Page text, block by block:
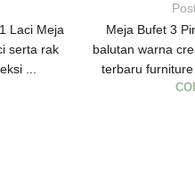
Laci Meja
serta rak
...
Meja Bufet 3
balutan warna
terbaru furniture